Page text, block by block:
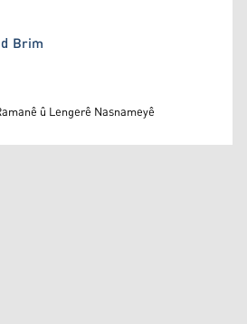
Brim
û Lengerê Nasnameyê